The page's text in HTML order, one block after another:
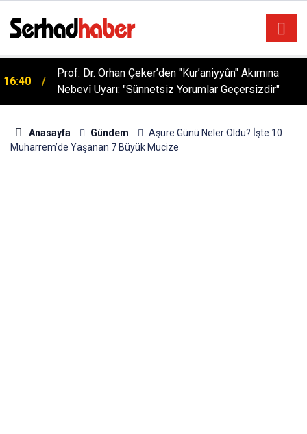
Prof. Dr. Orhan Çeker’den "Kur’aniyyûn" Akımına
Nebevî Uyarı: "Sünnetsiz Yorumlar Geçersizdir"
05:57
Sağlıklı Beslenmede Yeni Trend: Düşük Kalorili
Multi-Fiber İçecek Tozu
Anasayfa Gündem
Aşure Günü Neler Oldu? İşte 10
Muharrem’de Yaşanan 7 Büyük Mucize